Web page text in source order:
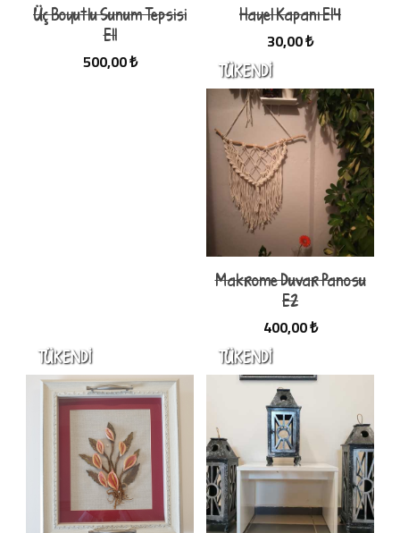
Üç Boyutlu Sunum Tepsisi
E11
500,00 ₺
Hayel Kapanı E14
30,00 ₺
Makrome Duvar Panosu
E2
400,00 ₺